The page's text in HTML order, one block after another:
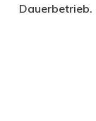
Dauerbetrieb.